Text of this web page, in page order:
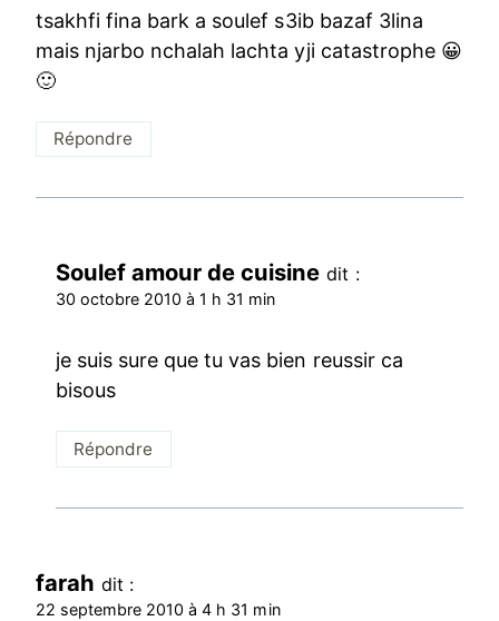
tsakhfi fina bark a soulef s3ib bazaf 3lina
mais njarbo nchalah lachta yji catastrophe 😀
🙂
Répondre
Soulef amour de cuisine dit :
30 octobre 2010 à 1 h 31 min
je suis sure que tu vas bien reussir ca
bisous
Répondre
farah dit :
22 septembre 2010 à 4 h 31 min